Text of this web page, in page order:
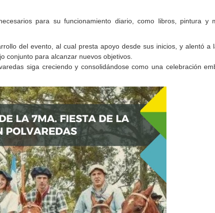
para su funcionamiento diario, como libros, pintura y
del evento, al cual presta apoyo desde sus inicios, y alentó a
conjunto para alcanzar nuevos objetivos.
siga creciendo y consolidándose como una celebración